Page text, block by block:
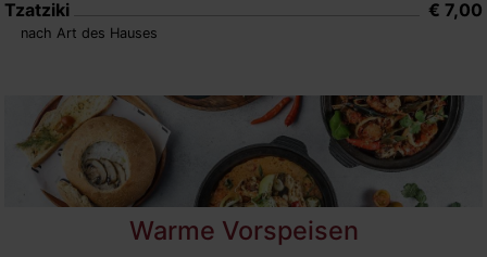
Tzatziki € 7,00
nach Art des Hauses
Warme Vorspeisen